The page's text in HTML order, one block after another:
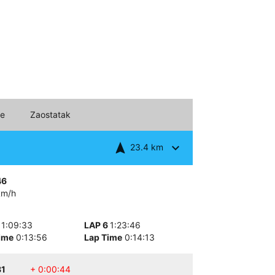
Zaostatak
expand_more
navigation 23.4 km
h
1:09:33
0:13:56
LAP 61:23:46
Lap Time0:14:13
+ 0:00:44